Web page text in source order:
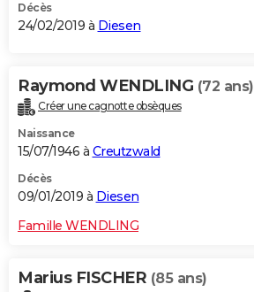
Décès
24/02/2019 à Diesen
Raymond WENDLING (72 ans)
Créer une cagnotte obsèques
Naissance
15/07/1946 à Creutzwald
Décès
09/01/2019 à Diesen
Famille WENDLING
Marius FISCHER (85 ans)